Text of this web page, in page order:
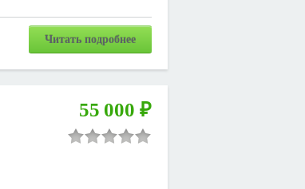
Читать подробнее
55 000 ₽